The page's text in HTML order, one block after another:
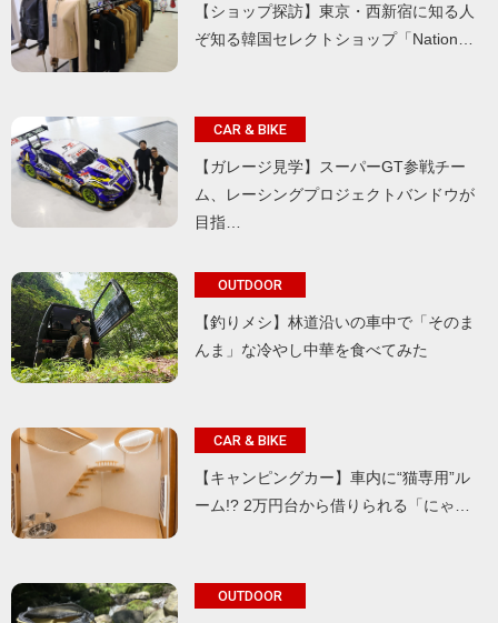
【ショップ探訪】東京・西新宿に知る人
ぞ知る韓国セレクトショップ「Nation…
CAR & BIKE
【ガレージ見学】スーパーGT参戦チー
ム、レーシングプロジェクトバンドウが
目指…
OUTDOOR
【釣りメシ】林道沿いの車中で「そのま
んま」な冷やし中華を食べてみた
CAR & BIKE
【キャンピングカー】車内に“猫専用”ル
ーム!? 2万円台から借りられる「にゃ…
OUTDOOR